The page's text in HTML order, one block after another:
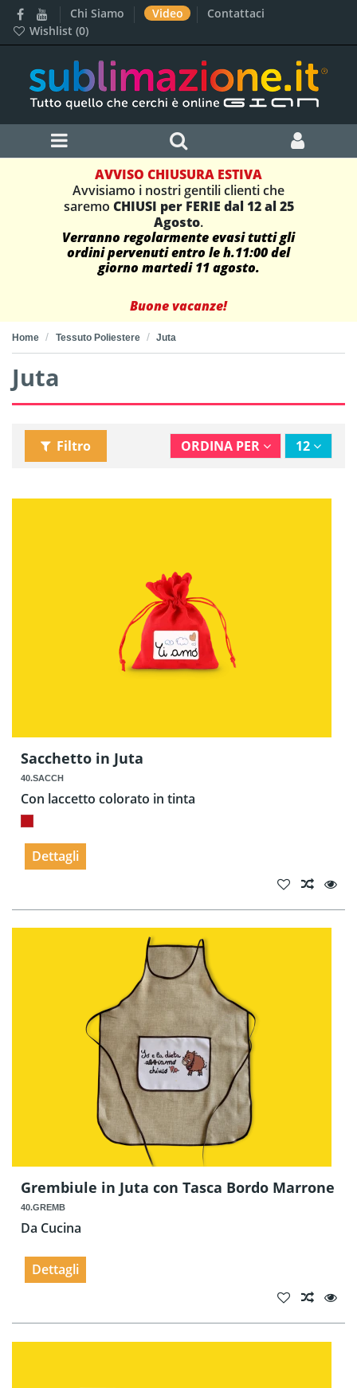
Chi Siamo Video
Contattaci
Wishlist (0)
AVVISO CHIUSURA ESTIVA
Avvisiamo i nostri gentili clienti che
saremo CHIUSI per FERIE dal 12 al 25
Agosto.
Verranno regolarmente evasi tutti gli
ordini pervenuti entro le h.11:00 del
giorno martedi 11 agosto.
Buone vacanze!
Home Tessuto Poliestere Juta
Juta
Filtro ORDINA PER 12
Sacchetto in Juta
40.SACCH
Con laccetto colorato in tinta
Dettagli
Grembiule in Juta con Tasca Bordo Marrone
40.GREMB
Da Cucina
Dettagli